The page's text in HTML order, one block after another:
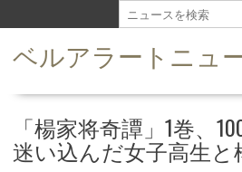
k
ベルアラートニュ
「楊家将奇譚」1巻、
迷い込んだ女子高生と